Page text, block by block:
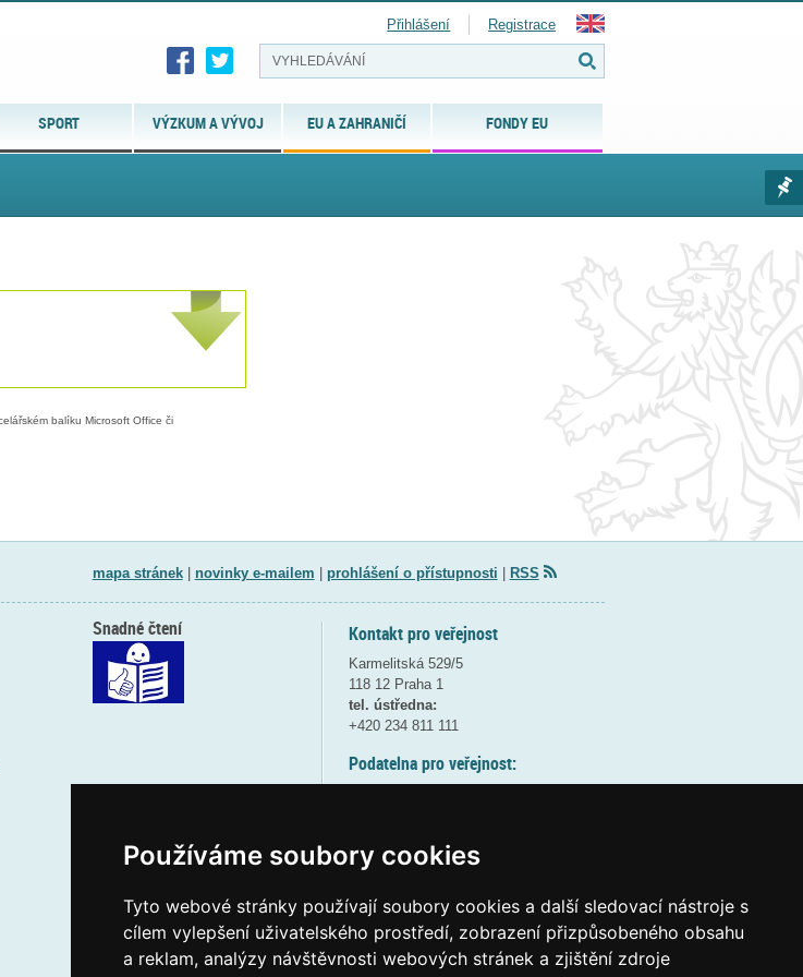
Používáme soubory cookies
Tyto webové stránky používají soubory cookies a další sledovací nástroje s
cílem vylepšení uživatelského prostředí, zobrazení přizpůsobeného obsahu
a reklam, analýzy návštěvnosti webových stránek a zjištění zdroje
SPORT VÝZKUM A VÝVOJ EU A ZAHRANIČÍ FONDY EU
Přihlášení Registrace
balíku Microsoft Office či
mapa stránek| novinky e-mailem prohlášení o přístupnosti RSS
Kontakt pro veřejnost
Karmelitská 529/5
118 12 Praha 1
tel. ústředna:
+420 234 811 111
Podatelna pro veřejnost:
(více informací
Elektronická podatelna:
posta@msmtgov cz
Snadné čtení